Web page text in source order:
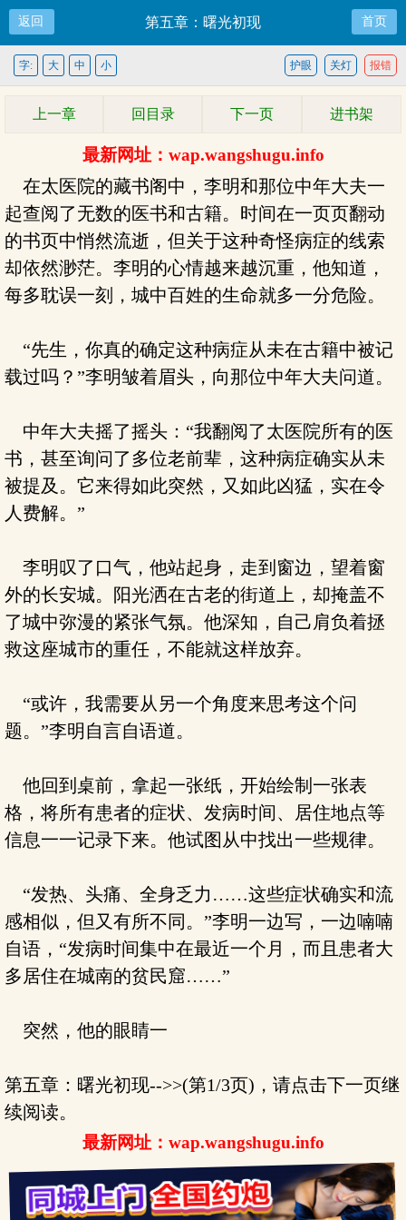
返回 第五章：曙光初现 首页
报错
关灯
护眼
字: 大 中 小
上一章 回目录 下一页 进书架
最新网址：wap.wangshugu.info
在太医院的藏书阁中，李明和那位中年大夫一
起查阅了无数的医书和古籍。时间在一页页翻动
的书页中悄然流逝，但关于这种奇怪病症的线索
却依然渺茫。李明的心情越来越沉重，他知道，
每多耽误一刻，城中百姓的生命就多一分危险。
“先生，你真的确定这种病症从未在古籍中被记
载过吗？”李明皱着眉头，向那位中年大夫问道。
中年大夫摇了摇头：“我翻阅了太医院所有的医
书，甚至询问了多位老前辈，这种病症确实从未
被提及。它来得如此突然，又如此凶猛，实在令
人费解。”
李明叹了口气，他站起身，走到窗边，望着窗
外的长安城。阳光洒在古老的街道上，却掩盖不
了城中弥漫的紧张气氛。他深知，自己肩负着拯
救这座城市的重任，不能就这样放弃。
“或许，我需要从另一个角度来思考这个问
题。”李明自言自语道。
他回到桌前，拿起一张纸，开始绘制一张表
格，将所有患者的症状、发病时间、居住地点等
信息一一记录下来。他试图从中找出一些规律。
“发热、头痛、全身乏力……这些症状确实和流
感相似，但又有所不同。”李明一边写，一边喃喃
自语，“发病时间集中在最近一个月，而且患者大
多居住在城南的贫民窟……”
突然，他的眼睛一
第五章：曙光初现-->>(第1/3页)，请点击下一页继
续阅读。
最新网址：wap.wangshugu.info